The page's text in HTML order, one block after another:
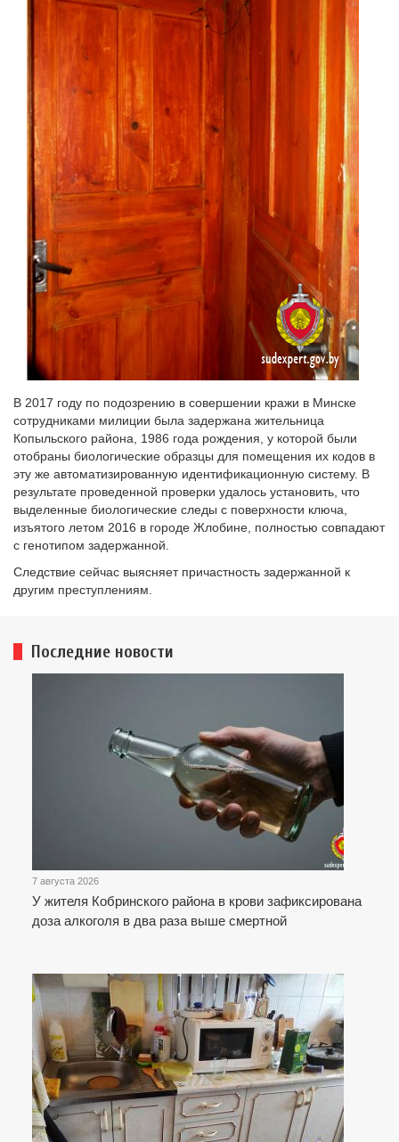
В 2017 году по подозрению в совершении кражи в Минске
сотрудниками милиции была задержана жительница
Копыльского района, 1986 года рождения, у которой были
отобраны биологические образцы для помещения их кодов в
эту же автоматизированную идентификационную систему. В
результате проведенной проверки удалось установить, что
выделенные биологические следы с поверхности ключа,
изъятого летом 2016 в городе Жлобине, полностью совпадают
с генотипом задержанной.
Следствие сейчас выясняет причастность задержанной к
другим преступлениям.
Последние новости
7 августа 2026
У жителя Кобринского района в крови зафиксирована
доза алкоголя в два раза выше смертной